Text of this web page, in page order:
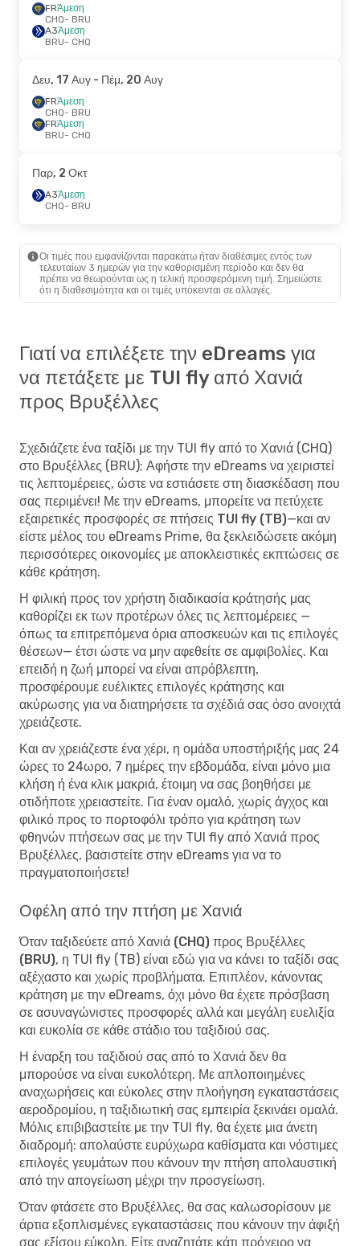
FRΆμεση
CHQ- BRU
A3Άμεση
BRU- CHQ
Δευ, 17 Αυγ - Πέμ, 20 Αυγ
FRΆμεση
CHQ- BRU
FRΆμεση
BRU- CHQ
Παρ, 2 Οκτ
A3Άμεση
CHQ- BRU
Οι τιμές που εμφανίζονται παρακάτω ήταν διαθέσιμες εντός των
τελευταίων 3 ημερών για την καθορισμένη περίοδο και δεν θα
πρέπει να θεωρούνται ως η τελική προσφερόμενη τιμή. Σημειώστε
ότι η διαθεσιμότητα και οι τιμές υπόκεινται σε αλλαγές.
Γιατί να επιλέξετε την eDreams για
να πετάξετε με TUI fly από Χανιά
προς Βρυξέλλες
Σχεδιάζετε ένα ταξίδι με την TUI fly από το Χανιά (CHQ)
στο Βρυξέλλες (BRU); Αφήστε την eDreams να χειριστεί
τις λεπτομέρειες, ώστε να εστιάσετε στη διασκέδαση που
σας περιμένει! Με την eDreams, μπορείτε να πετύχετε
εξαιρετικές προσφορές σε πτήσεις TUI fly (TB)—και αν
είστε μέλος του eDreams Prime, θα ξεκλειδώσετε ακόμη
περισσότερες οικονομίες με αποκλειστικές εκπτώσεις σε
κάθε κράτηση.
Η φιλική προς τον χρήστη διαδικασία κράτησής μας
καθορίζει εκ των προτέρων όλες τις λεπτομέρειες —
όπως τα επιτρεπόμενα όρια αποσκευών και τις επιλογές
θέσεων— έτσι ώστε να μην αφεθείτε σε αμφιβολίες. Και
επειδή η ζωή μπορεί να είναι απρόβλεπτη,
προσφέρουμε ευέλικτες επιλογές κράτησης και
ακύρωσης για να διατηρήσετε τα σχέδιά σας όσο ανοιχτά
χρειάζεστε.
Και αν χρειάζεστε ένα χέρι, η ομάδα υποστήριξής μας 24
ώρες το 24ωρο, 7 ημέρες την εβδομάδα, είναι μόνο μια
κλήση ή ένα κλικ μακριά, έτοιμη να σας βοηθήσει με
οτιδήποτε χρειαστείτε. Για έναν ομαλό, χωρίς άγχος και
φιλικό προς το πορτοφόλι τρόπο για κράτηση των
φθηνών πτήσεων σας με την TUI fly από Χανιά προς
Βρυξέλλες, βασιστείτε στην eDreams για να το
πραγματοποιήσετε!
Οφέλη από την πτήση με Χανιά
Όταν ταξιδεύετε από Χανιά (CHQ) προς Βρυξέλλες
(BRU), η TUI fly (TB) είναι εδώ για να κάνει το ταξίδι σας
αξέχαστο και χωρίς προβλήματα. Επιπλέον, κάνοντας
κράτηση με την eDreams, όχι μόνο θα έχετε πρόσβαση
σε ασυναγώνιστες προσφορές αλλά και μεγάλη ευελιξία
και ευκολία σε κάθε στάδιο του ταξιδιού σας.
Η έναρξη του ταξιδιού σας από το Χανιά δεν θα
μπορούσε να είναι ευκολότερη. Με απλοποιημένες
αναχωρήσεις και εύκολες στην πλοήγηση εγκαταστάσεις
αεροδρομίου, η ταξιδιωτική σας εμπειρία ξεκινάει ομαλά.
Μόλις επιβιβαστείτε με την TUI fly, θα έχετε μια άνετη
διαδρομή: απολαύστε ευρύχωρα καθίσματα και νόστιμες
επιλογές γευμάτων που κάνουν την πτήση απολαυστική
από την απογείωση μέχρι την προσγείωση.
Όταν φτάσετε στο Βρυξέλλες, θα σας καλωσορίσουν με
άρτια εξοπλισμένες εγκαταστάσεις που κάνουν την άφιξή
σας εξίσου εύκολη. Είτε αναζητάτε κάτι πρόχειρο να